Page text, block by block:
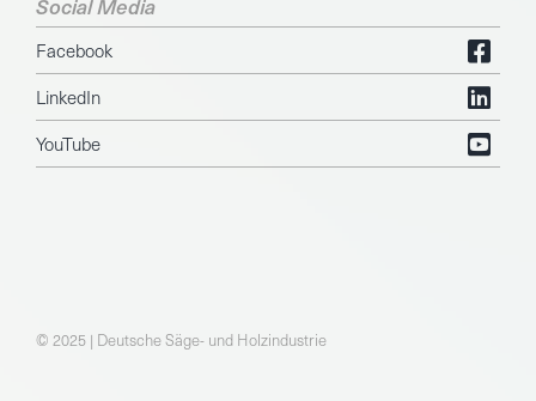
Social Media
Facebook
LinkedIn
YouTube
© 2025 | Deutsche Säge- und Holzindustrie